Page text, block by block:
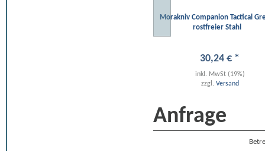
Morakniv Companion Tactical
rostfreier Stahl
30,24 € *
inkl. MwSt (19%)
zzgl. Versand
Anfrage